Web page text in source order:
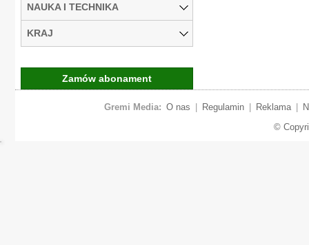
NAUKA I TECHNIKA
KRAJ
Zamów abonament
Gremi Media: O nas Regulamin Reklama
©